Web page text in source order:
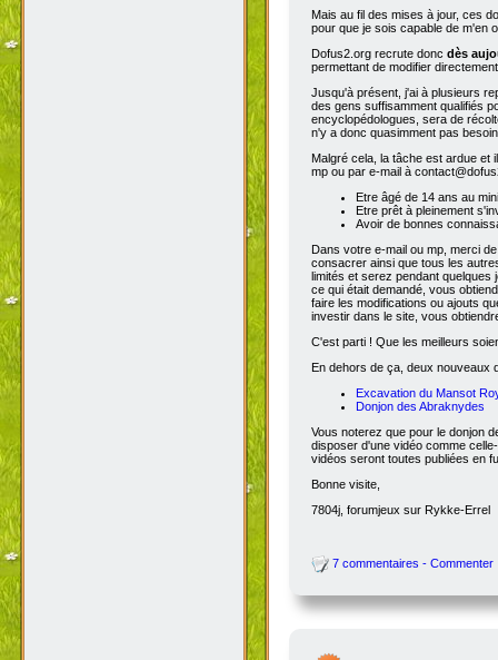
Mais au fil des mises à jour, ces
pour que je sois capable de m'en
Dofus2.org recrute donc dès
permettant de modifier
Jusqu'à présent, j'ai à plusieurs
des gens suffisamment qualifiés
encyclopédologues, sera de
n'y a donc quasimment pas
Malgré cela, la tâche est ardue
mp ou par e-mail à
Etre âgé de 14 ans au
Etre prêt à pleinement
Avoir de bonnes
Dans votre e-mail ou mp, merci
consacrer ainsi que tous les
limités et serez pendant
ce qui était demandé, vous
faire les modifications ou ajouts
investir dans le site, vous
C'est parti ! Que les meilleurs
En dehors de ça, deux nouveaux
Excavation du Mansot
Donjon des Abraknydes
Vous noterez que pour le donjon
disposer d'une vidéo comme
vidéos seront toutes publiées en
Bonne visite,
7804j, forumjeux sur Rykke-Errel
7 commentaires - Commenter